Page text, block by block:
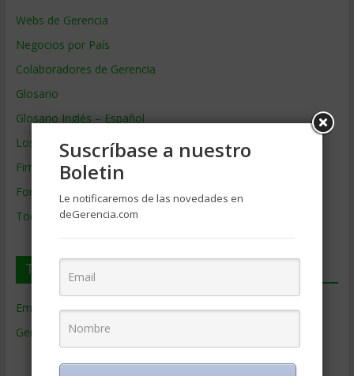
Webs de Gerencia
Negocios por País
Colaboradores de Gerencia
Glosario
Glosario Inglés – Español
Los mejores MBA
Firmas de Gerencia
Formación de Gerencia
Todos los Temas
Temas de Gerencia
Empresas de Gerencia(38)
Gerencia
(9.477)
Ciencias Económicas(80)
Suscríbase a nuestro
Boletin
Le notificaremos de las novedades en
deGerencia.com